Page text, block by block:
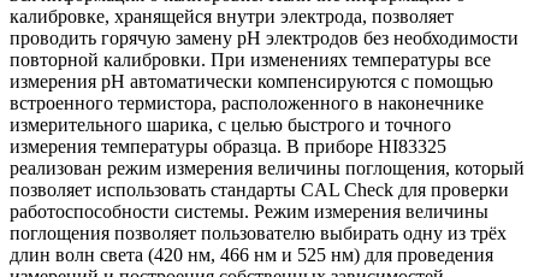
калибровке, хранящейся внутри электрода, позволяет
проводить горячую замену рН электродов без необходимости
повторной калибровки. При изменениях температуры все
измерения pH автоматически компенсируются с помощью
встроенного термистора, расположенного в наконечнике
измерительного шарика, с целью быстрого и точного
измерения температуры образца. В приборе HI83325
реализован режим измерения величины поглощения, который
позволяет использовать стандарты CAL Check для проверки
работоспособности системы. Режим измерения величины
поглощения позволяет пользователю выбирать одну из трёх
длин волн света (420 нм, 466 нм и 525 нм) для проведения